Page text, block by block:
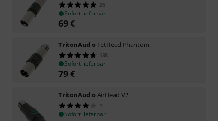
26
Sofort lieferbar
69€
TritonAudio FetHead Phantom
138
Sofort lieferbar
79€
TritonAudioAirHead V2
1
Sofort lieferbar